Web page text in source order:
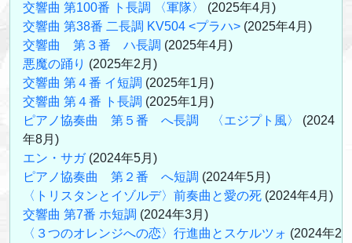
交響曲 第100番 ト長調 〈軍隊〉
(2025年4月)
交響曲 第38番 二長調 KV504 <プラハ> (2025年4月)
交響曲 第３番 ハ長調 (2025年4月)
悪魔の踊り (2025年2月)
交響曲 第４番 イ短調 (2025年1月)
交響曲 第４番 ト長調 (2025年1月)
ピアノ協奏曲 第５番 へ長調 〈エジプト風〉
(2024
年8月)
エン・サガ(2024年5月)
ピアノ協奏曲 第２番 へ短調 (2024年5月)
〈トリスタンとイゾルデ〉前奏曲と愛の死 (2024年4月)
交響曲 第7番 ホ短調 (2024年3月)
〈３つのオレンジへの恋〉行進曲とスケルツォ (2024年2